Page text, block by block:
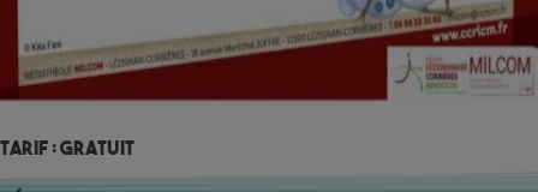
Tarif : Gratuit